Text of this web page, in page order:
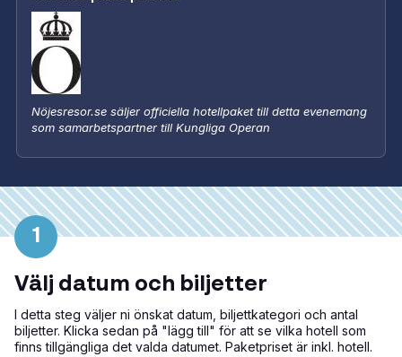
Nöjesresor.se säljer officiella hotellpaket till detta evenemang
som samarbetspartner till Kungliga Operan
1
Välj datum och biljetter
I detta steg väljer ni önskat datum, biljettkategori och antal
biljetter. Klicka sedan på "lägg till" för att se vilka hotell som
finns tillgängliga det valda datumet. Paketpriset är inkl. hotell.